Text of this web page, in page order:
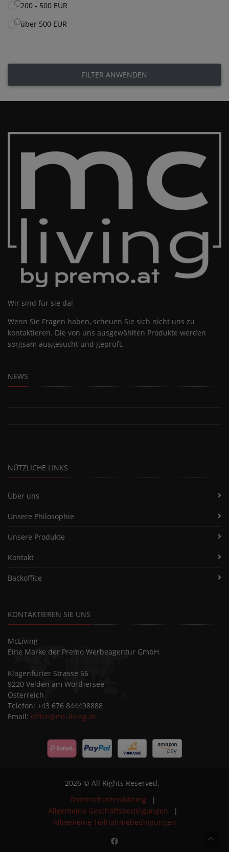
200 - 500 EUR
über 500 EUR
FILTER ANWENDEN
Wir sind für sie da!
Wenn Sie Fragen haben, scheuen Sie sich nicht uns zu
kontaktieren. Die von uns ausgewählten Produkte werden
sorgsam ausgesucht und geprüft.
NEWS
NÜTZLICHE LINKS
Über uns
Unsere Philosophie
Unsere Produkte
Kontakt
Backoffice
KONTAKTIEREN SIE UNS
McLiving
Eine Marke der Premo Werbeagentur GmbH
Klagenfurter Strasse 56
9220 Velden am Wörthersee
Österreich
Telefon: +43 676 844498888
Email: office@mc-living.at
2026 © All Rights Reserved.
Datenschutzerklärung
|
Allgemeine Geschäftsbedingungen
|
Allgemeine Teilnahmebedingungen